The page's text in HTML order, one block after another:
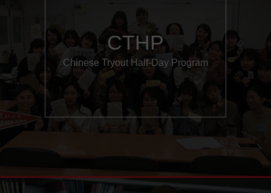
CTHP
Chinese Tryout Half-Day Program